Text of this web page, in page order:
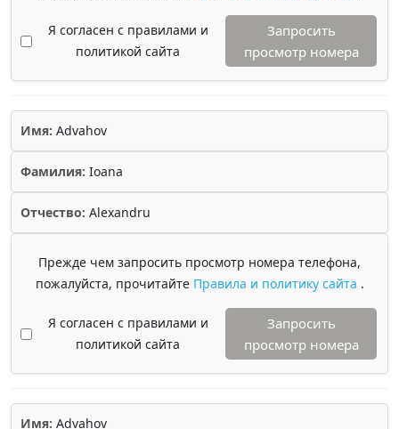
Я согласен с правилами и
политикой сайта
Запросить
просмотр номера
Имя: Advahov
Фамилия: Ioana
Отчество: Alexandru
Прежде чем запросить просмотр номера телефона,
пожалуйста, прочитайте Правила и политику сайта .
Я согласен с правилами и
политикой сайта
Запросить
просмотр номера
Имя: Advahov